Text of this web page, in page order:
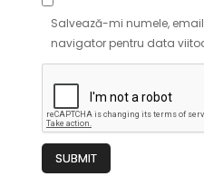
Salvează-mi numele,
navigator pentru data